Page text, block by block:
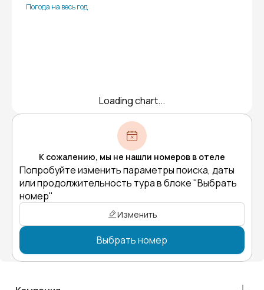
Погода на весь год
Loading chart...
К сожалению, мы не нашли номеров в отеле
Попробуйте изменить параметры поиска, даты
или продолжительность тура в блоке "Выбрать
номер"
Изменить
Выбрать номер